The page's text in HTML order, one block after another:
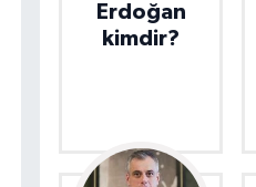
Erdoğan
kimdir?